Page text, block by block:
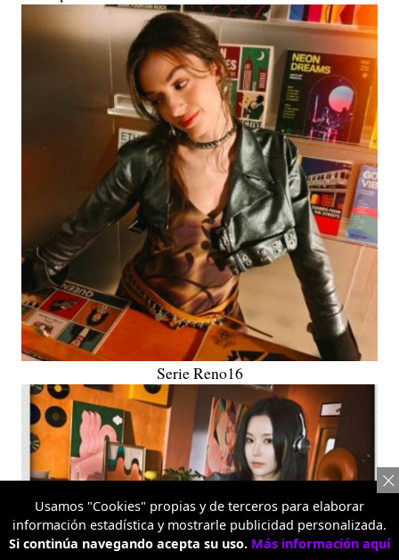
Serie Reno16
Usamos "Cookies" propias y de terceros para elaborar
información estadística y mostrarle publicidad personalizada.
Si continúa navegando acepta su uso. Más información aquí